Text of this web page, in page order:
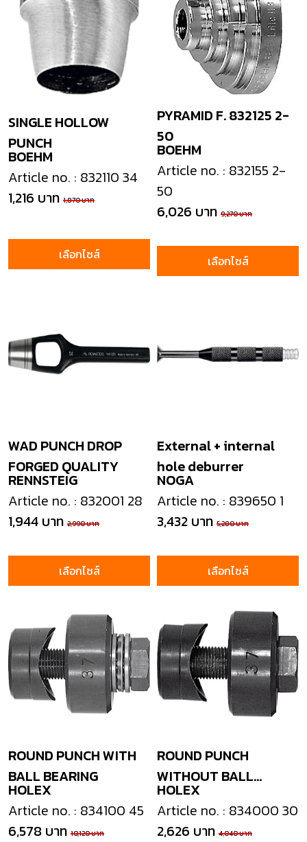
BOEHM
SINGLE HOLLOW
PUNCH
Article no. : 832110 34
1,216 บาท 1,870 บาท
เลือกไซส์
BOEHM
PYRAMID F. 832125 2-
50
Article no. : 832155 2-
50
6,026 บาท 9,270 บาท
เลือกไซส์
RENNSTEIG
WAD PUNCH DROP
FORGED QUALITY
Article no. : 832001 28
1,944 บาท 2,990 บาท
เลือกไซส์
NOGA
External + internal
hole deburrer
Article no. : 839650 1
3,432 บาท 5,280 บาท
เลือกไซส์
HOLEX
ROUND PUNCH WITH
BALL BEARING
Article no. : 834100 45
6,578 บาท 10,120 บาท
HOLEX
ROUND PUNCH
WITHOUT BALL
BEARING
Article no. : 834000 30
2,626 บาท 4,040 บาท